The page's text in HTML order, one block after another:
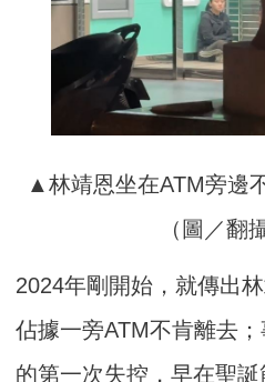
▲林靖恩坐在ATM旁邊
（圖／翻
2024年剛開始，就傳出
佔據一旁ATM不肯離去
的第一次失控，早在聖